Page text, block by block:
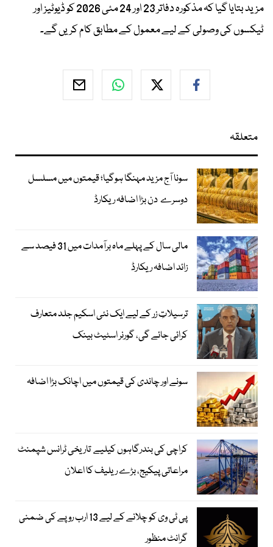
مزید بتایا گیا کہ مذکورہ دفاتر 23 اور 24 مئی 2026 کو ڈیوٹیز اور
ٹیکسوں کی وصولی کے لیے معمول کے مطابق کام کریں گے۔
متعلقہ
سونا آج مزید مہنگا ہوگیا؛ قیمتوں میں مسلسل
دوسرے دن بڑا اضافہ ریکارڈ
مالی سال کے پہلے ماہ برآمدات میں 31 فیصد سے
زائد اضافہ ریکارڈ
ترسیلاتِ زر کے لیے ایک نئی اسکیم جلد متعارف
کرائی جائے گی، گورنر اسٹیٹ بینک
سونے اور چاندی کی قیمتوں میں اچانک بڑا اضافہ
کراچی کی بندرگاہوں کیلیے تاریخی ٹرانس شپمنٹ
مراعاتی پیکیج، بڑے ریلیف کا اعلان
پی ٹی وی کو چلانے کے لیے 13 ارب روپے کی ضمنی
گرانٹ منظور